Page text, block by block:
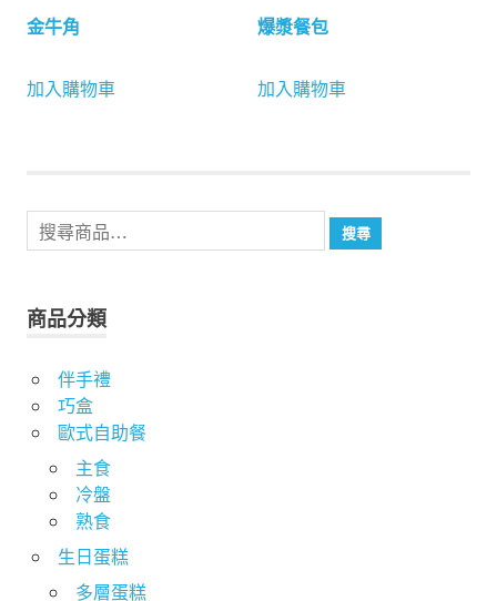
金牛角
加入購物車
爆漿餐包
加入購物車
搜
尋
鍵
字:
搜尋
商品分類
伴手禮
巧盒
歐式自助餐
主食
冷盤
熟食
生日蛋糕
多層蛋糕